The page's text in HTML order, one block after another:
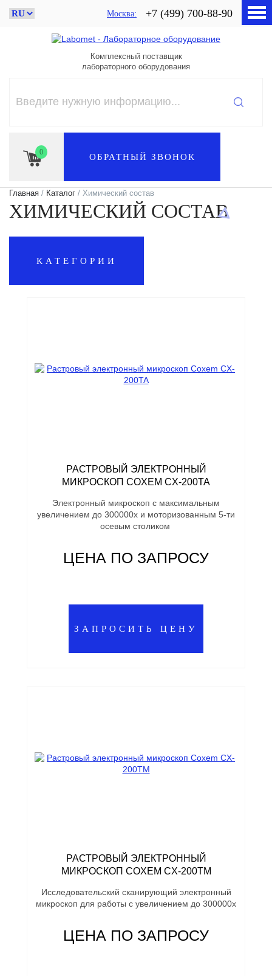
Москва +7 (499) 700-88-90
Комплексный поставщик
лабораторного оборудования
0 ОБРАТНЫЙ ЗВОНОК
Главная / Каталог / Химический состав
ХИМИЧЕСКИЙ СОСТАВ
КАТЕГОРИИ
РАСТРОВЫЙ ЭЛЕКТРОННЫЙ
МИКРОСКОП COXEM CX-200TA
Электронный микроскоп с максимальным
увеличением до 300000х и моторизованным 5-ти
осевым столиком
ЦЕНА ПО ЗАПРОСУ
ЗАПРОСИТЬ ЦЕНУ
РАСТРОВЫЙ ЭЛЕКТРОННЫЙ
МИКРОСКОП COXEM CX-200TM
Исследовательский сканирующий электронный
микроскоп для работы с увеличением до 300000х
ЦЕНА ПО ЗАПРОСУ